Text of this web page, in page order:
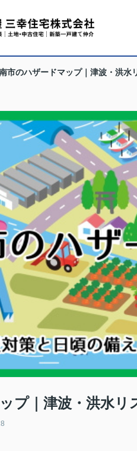
市のハザードマップ｜津波・洪水
プ｜津波・洪水リ